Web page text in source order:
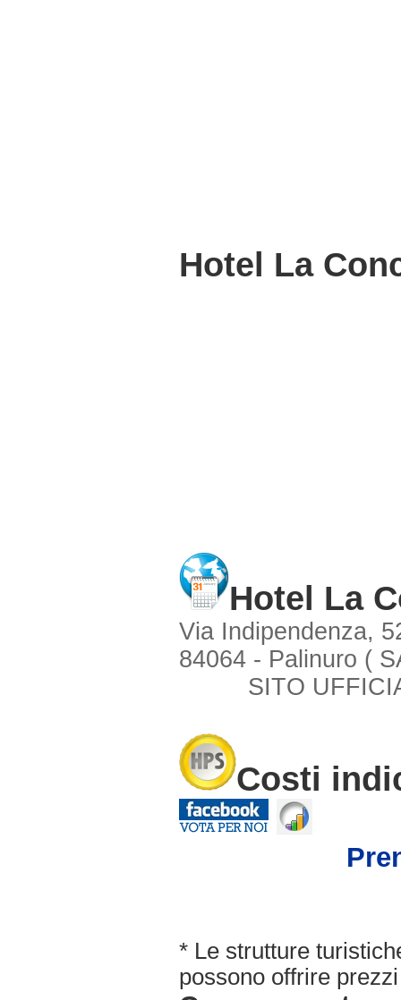
Hotel La
Hotel La
Via Indipendenza,
84064 - Palinuro (
SITO
Costi
* Le strutture
possono offrire